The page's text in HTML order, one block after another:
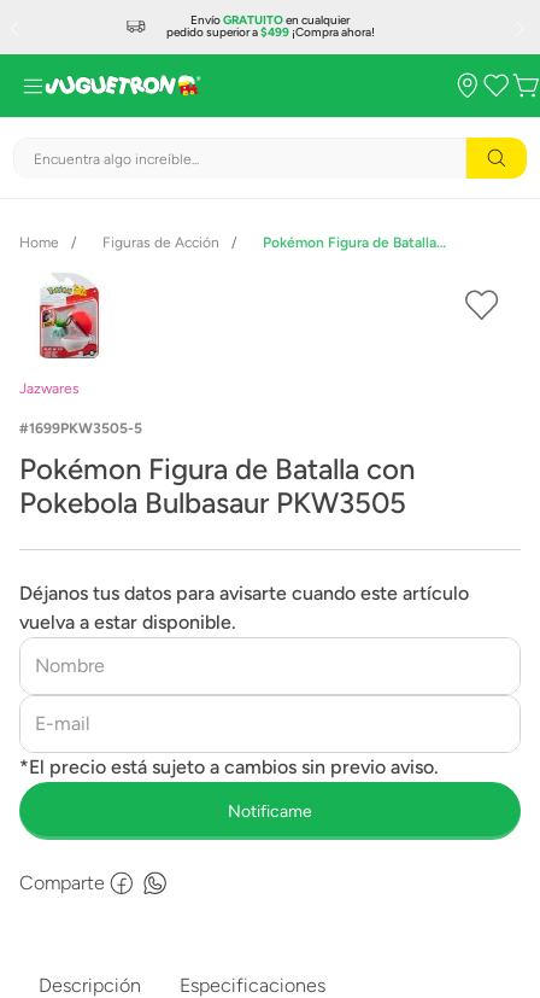
EnvíoGRATUITOen cualquier
pedido superior a$499¡Compra ahora!
Encuentra algo increíble...
Figuras de Acción Pokémon Figura de Batalla con Pokebola Bulbasaur PKW3505
Jazwares
1699PKW3505-5
Pokémon Figura de Batalla con
Pokebola Bulbasaur PKW3505
Déjanos tus datos para avisarte cuando este artículo
vuelva a estar disponible.
Comparte
Descripción Especificaciones